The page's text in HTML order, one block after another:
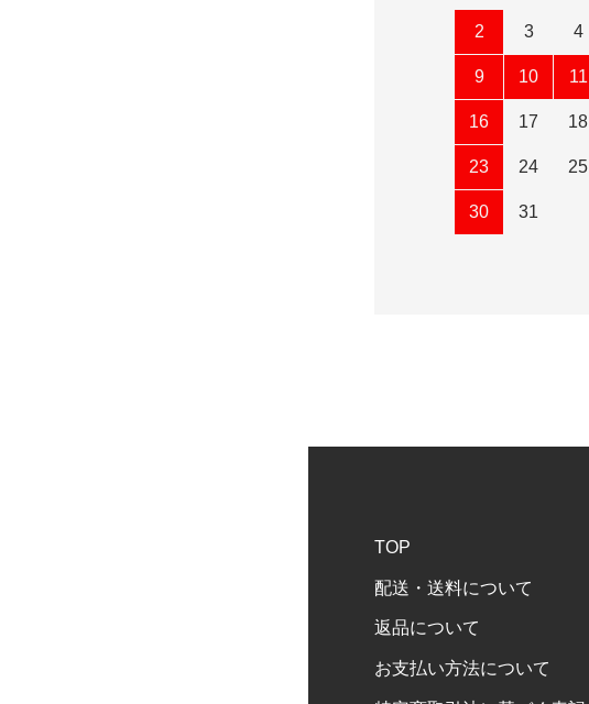
2 3 4
9 10 11
16 17 18
23 24 25
30 31
TOP
配送・送料について
返品について
お支払い方法について